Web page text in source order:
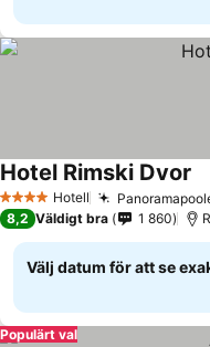
4 StjärnorHotell
Hotel Rimski Dvor
8,2 Väldigt bra 1 860
Välj datum för att se
Populärt val